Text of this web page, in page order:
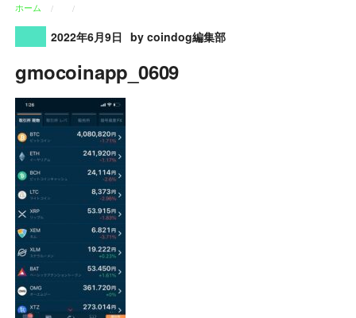
ホーム
2022年6月9日 by coindog編集部
gmocoinapp_0609